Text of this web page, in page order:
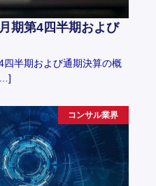
期第4四半期および
半期および通期決算の概
コンサル業界